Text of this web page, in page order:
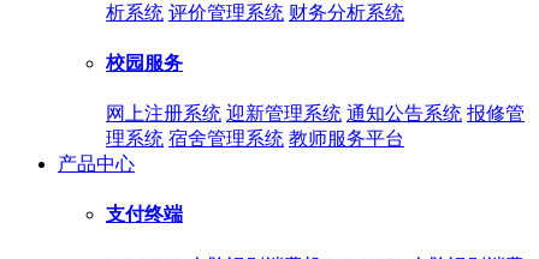
析系统 评价管理系统 财务分析系统
校园服务
网上注册系统 迎新管理系统 通知公告系统 报修管
理系统 宿舍管理系统 教师服务平台
产品中心
支付终端